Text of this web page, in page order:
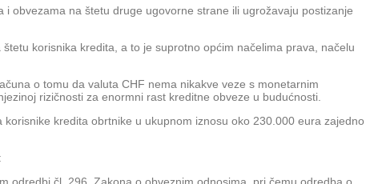
obvezama na štetu druge ugovorne strane ili ugrožavaju postizanje
korisnika kredita, a to je suprotno općim načelima prava, načelu
o tomu da valuta CHF nema nikakve veze s monetarnim
rizičnosti za enormni rast kreditne obveze u budućnosti.
kredita obrtnike u ukupnom iznosu oko 230.000 eura zajedno
odredbi čl. 296. Zakona o obveznim odnosima, pri čemu odredba o